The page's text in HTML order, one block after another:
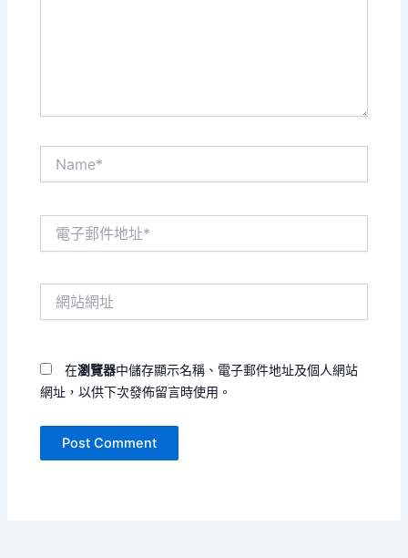
在瀏覽器中儲存顯示名稱、電子郵件地址及個人網站
網址，以供下次發佈留言時使用。